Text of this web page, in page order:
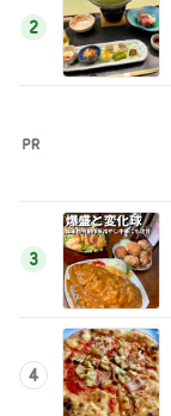
2
3
4
5